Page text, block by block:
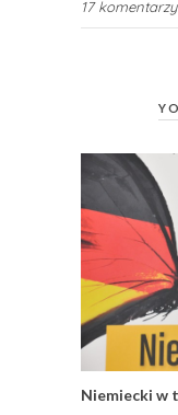
17 komentarzy
Niemiecki w